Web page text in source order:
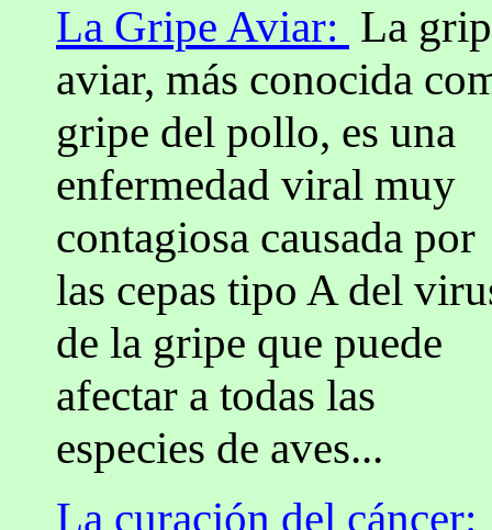
La Gripe Aviar: La
aviar, más conocida
gripe del pollo, es una
enfermedad viral muy
contagiosa causada por
las cepas tipo A del
de la gripe que puede
afectar a todas las
especies de aves...
La curación del cáncer: